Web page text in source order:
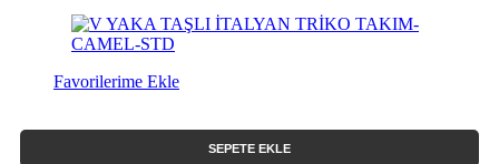
Favorilerime Ekle
SEPETE EKLE